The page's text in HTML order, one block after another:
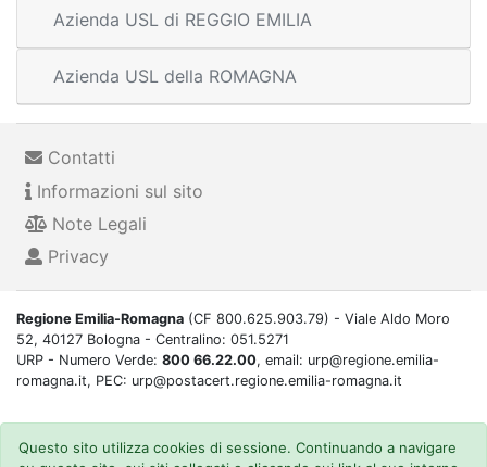
Azienda USL di REGGIO EMILIA
Azienda USL della ROMAGNA
Contatti
Informazioni sul sito
Note Legali
Privacy
Regione Emilia-Romagna (CF 800.625.903.79) - Viale Aldo Moro
52, 40127 Bologna - Centralino: 051.5271
URP - Numero Verde: 800 66.22.00, email: urp@regione.emilia-
romagna.it, PEC: urp@postacert.regione.emilia-romagna.it
Questo sito utilizza cookies di sessione. Continuando a navigare